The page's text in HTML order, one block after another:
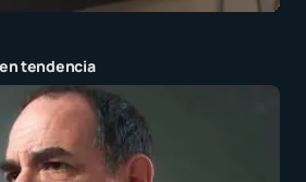
tendencia